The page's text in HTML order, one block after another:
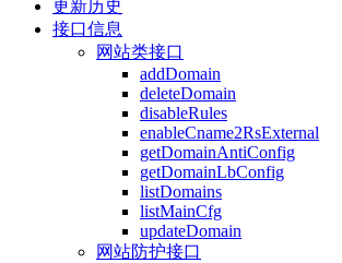
更新历史
接口信息
网站类接口
addDomain
deleteDomain
disableRules
enableCname2RsExternal
getDomainAntiConfig
getDomainLbConfig
listDomains
listMainCfg
updateDomain
网站防护接口